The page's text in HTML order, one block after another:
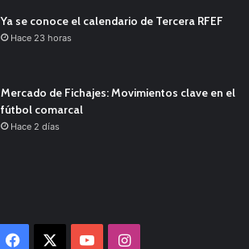
Ya se conoce el calendario de Tercera RFEF
Hace 23 horas
Mercado de Fichajes: Movimientos clave en el
fútbol comarcal
Hace 2 días
Facebook YouTubeInstagram